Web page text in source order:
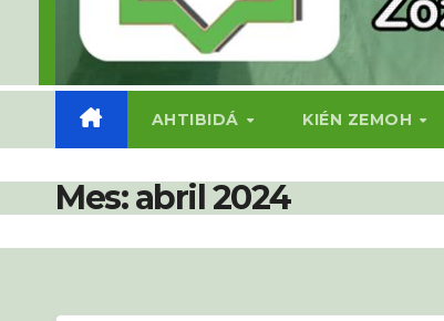
AHTIBIDÁ KIÉN ZEMOH
Mes:abril 2024